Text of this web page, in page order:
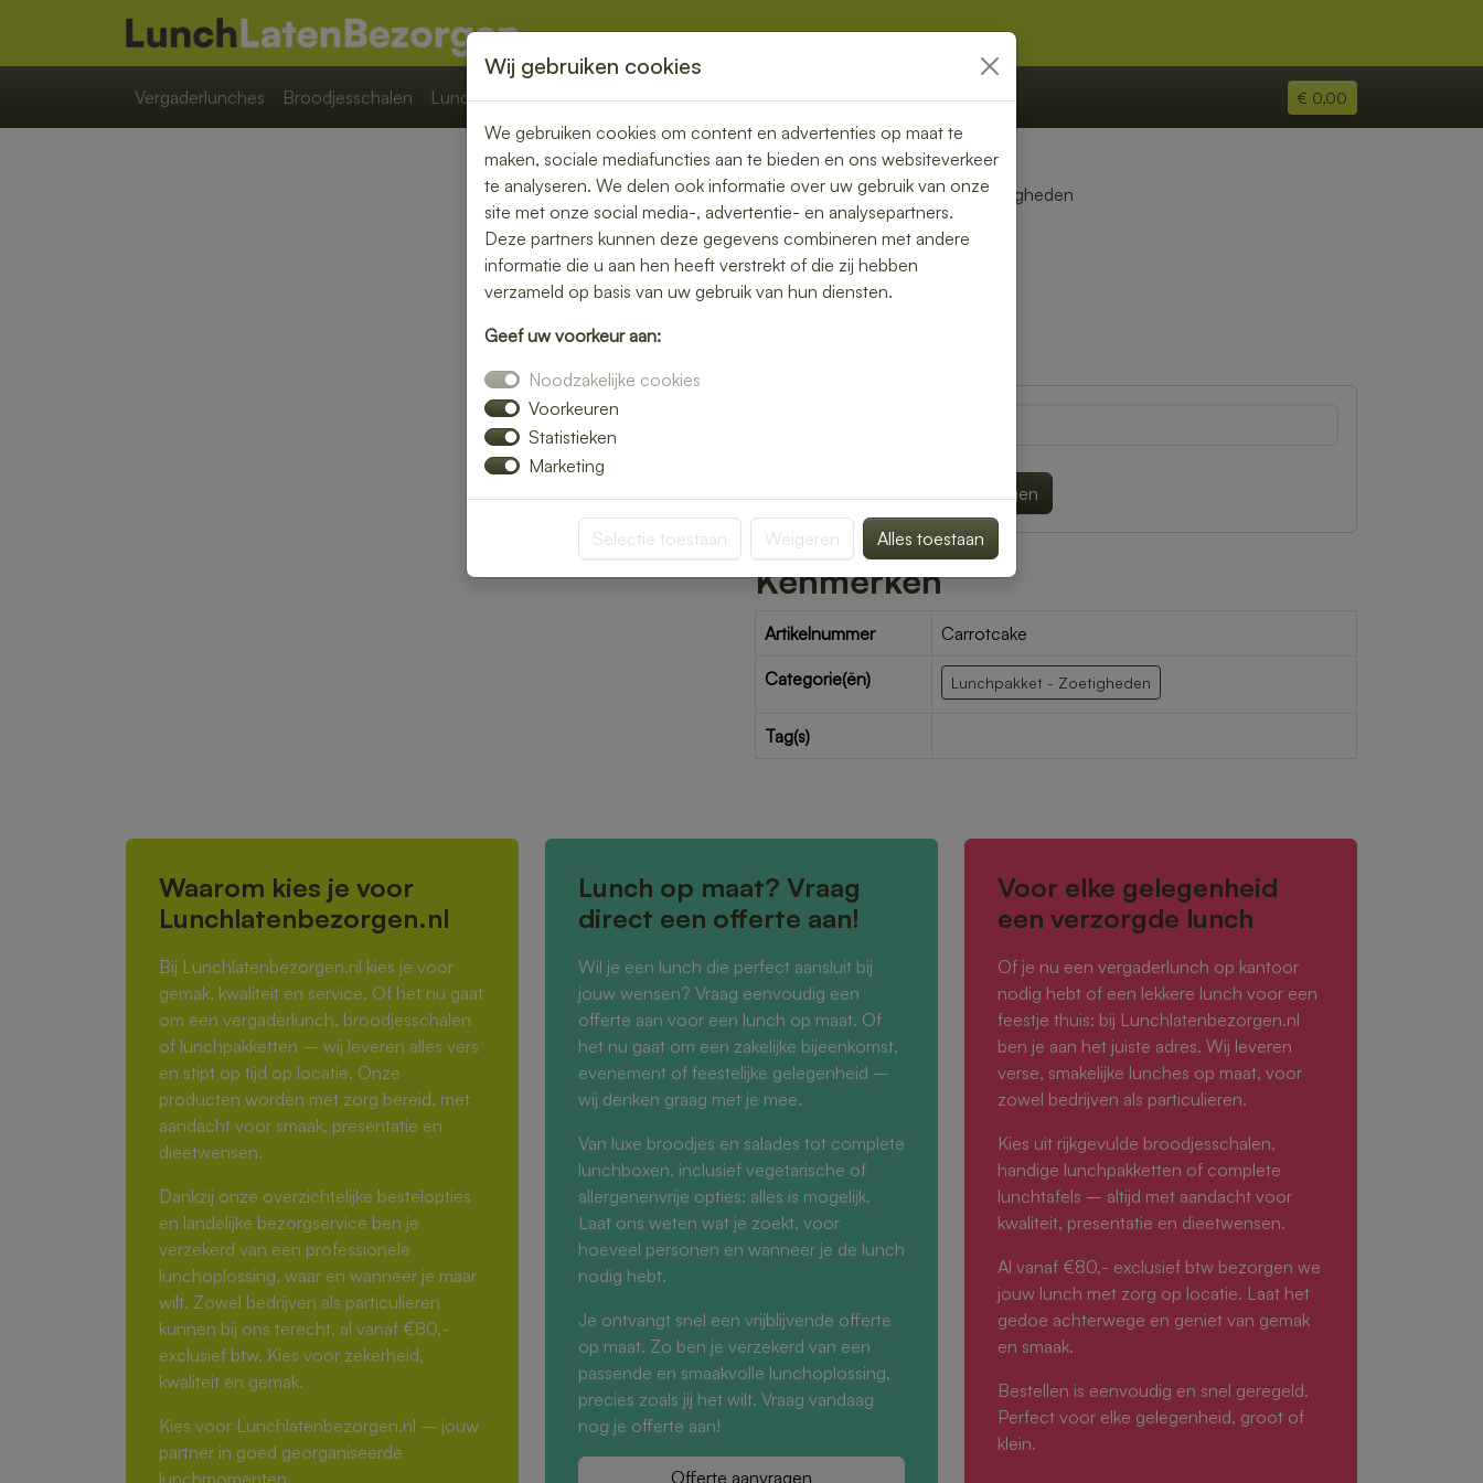
Vergaderlunches Broodjesschalen Lunchpakketten Overige € 0,00
« Terug naar Lunchpakket - Zoetigheden
Carrotcake
€ 2,07
Toevoegen aan de winkelwagen
Kenmerken
Artikelnummer Carrotcake
Categorie(ën) Lunchpakket - Zoetigheden
Tag(s)
Waarom kies je voor
Lunchlatenbezorgen.nl
Bij Lunchlatenbezorgen.nl kies je voor
gemak, kwaliteit en service. Of het nu gaat
om een vergaderlunch, broodjesschalen
of lunchpakketten – wij leveren alles vers
en stipt op tijd op locatie. Onze
producten worden met zorg bereid, met
aandacht voor smaak, presentatie en
dieetwensen.
Dankzij onze overzichtelijke bestelopties
en landelijke bezorgservice ben je
verzekerd van een professionele
lunchoplossing, waar en wanneer je maar
wilt. Zowel bedrijven als particulieren
kunnen bij ons terecht, al vanaf €80,-
exclusief btw. Kies voor zekerheid,
kwaliteit en gemak.
Kies voor Lunchlatenbezorgen.nl – jouw
partner in goed georganiseerde
Lunch op maat? Vraag
direct een offerte aan!
Wil je een lunch die perfect aansluit bij
jouw wensen? Vraag eenvoudig een
offerte aan voor een lunch op maat. Of
het nu gaat om een zakelijke bijeenkomst,
evenement of feestelijke gelegenheid –
wij denken graag met je mee.
Van luxe broodjes en salades tot complete
lunchboxen, inclusief vegetarische of
allergenenvrije opties: alles is mogelijk.
Laat ons weten wat je zoekt, voor
hoeveel personen en wanneer je de lunch
nodig hebt.
Je ontvangt snel een vrijblijvende offerte
op maat. Zo ben je verzekerd van een
passende en smaakvolle lunchoplossing,
precies zoals jij het wilt. Vraag vandaag
nog je offerte aan!
Offerte aanvragen
Voor elke gelegenheid
een verzorgde lunch
Of je nu een vergaderlunch op kantoor
nodig hebt of een lekkere lunch voor een
feestje thuis: bij Lunchlatenbezorgen.nl
ben je aan het juiste adres. Wij leveren
verse, smakelijke lunches op maat, voor
zowel bedrijven als particulieren.
Kies uit rijkgevulde broodjesschalen,
handige lunchpakketten of complete
lunchtafels – altijd met aandacht voor
kwaliteit, presentatie en dieetwensen.
Al vanaf €80,- exclusief btw bezorgen we
jouw lunch met zorg op locatie. Laat het
gedoe achterwege en geniet van gemak
en smaak.
Bestellen is eenvoudig en snel geregeld.
Perfect voor elke gelegenheid, groot of
klein.
Wij gebruiken cookies
We gebruiken cookies om content en advertenties op maat te
maken, sociale mediafuncties aan te bieden en ons websiteverkeer
te analyseren. We delen ook informatie over uw gebruik van onze
site met onze social media-, advertentie- en analysepartners.
Deze partners kunnen deze gegevens combineren met andere
informatie die u aan hen heeft verstrekt of die zij hebben
verzameld op basis van uw gebruik van hun diensten.
Geef uw voorkeur aan:
Noodzakelijke cookies
Voorkeuren
Statistieken
Marketing
Selectie toestaan Weigeren Alles toestaan